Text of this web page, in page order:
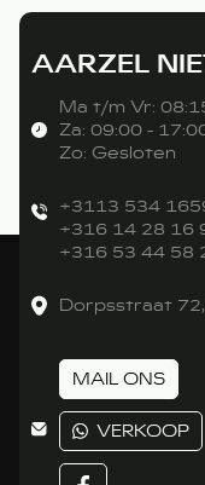
AARZEL
Ma t/m Vr:
Za: 09:00 -
Zo: Gesloten
+3113 534
+316 14 28 16
+316 53 44 58
Dorpsstraat
MAIL ONS
VERKOOP